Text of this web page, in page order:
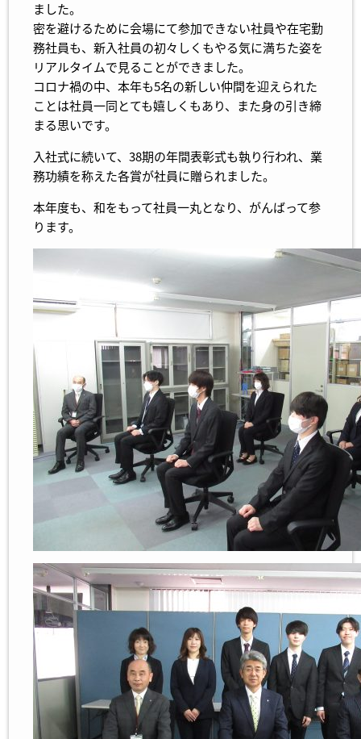
ました。
密を避けるために会場にて参加できない社員や在宅勤
務社員も、新入社員の初々しくもやる気に満ちた姿を
リアルタイムで見ることができました。
コロナ禍の中、本年も5名の新しい仲間を迎えられた
ことは社員一同とても嬉しくもあり、また身の引き締
まる思いです。
入社式に続いて、38期の年間表彰式も執り行われ、業
務功績を称えた各賞が社員に贈られました。
本年度も、和をもって社員一丸となり、がんばって参
ります。